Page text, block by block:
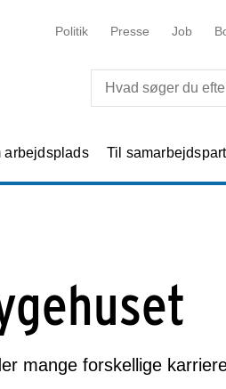
Politik Presse Job
arbejdsplads Til
mange forskellige